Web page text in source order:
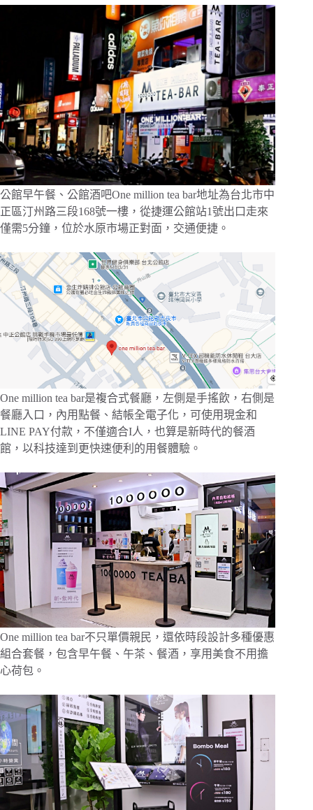
公館早午餐、公館酒吧One million tea bar地址為台北市中
正區汀州路三段168號一樓，從捷運公館站1號出口走來
僅需5分鐘，位於水原市場正對面，交通便捷。
One million tea bar是複合式餐廳，左側是手搖飲，右側是
餐廳入口，內用點餐、結帳全電子化，可使用現金和
LINE PAY付款，不僅適合I人，也算是新時代的餐酒
館，以科技達到更快速便利的用餐體驗。
One million tea bar不只單價親民，還依時段設計多種優惠
組合套餐，包含早午餐、午茶、餐酒，享用美食不用擔
心荷包。